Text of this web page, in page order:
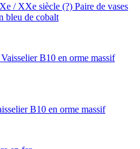
/ XXe siècle (?) Paire de vases
bleu de cobalt
B10 en orme massif